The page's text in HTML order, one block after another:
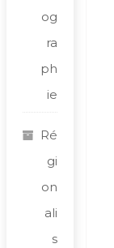
og
ra
ph
ie
Ré
gi
on
ali
s